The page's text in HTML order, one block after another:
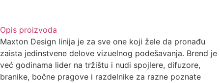
Opis proizvoda
Maxton Design linija je za sve one koji žele da pronađu
zaista jedinstvene delove vizuelnog podešavanja. Brend je
već godinama lider na tržištu i nudi spojlere, difuzore,
branike, bočne pragove i razdelnike za razne poznate